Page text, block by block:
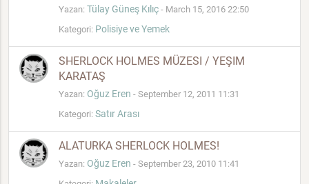
Yazan: Tülay Güneş Kılıç - March 15, 2016 22:50
Kategori: Polisiye ve Yemek
SHERLOCK HOLMES MÜZESI / YEŞIM
KARATAŞ
Yazan: Oğuz Eren - September 12, 2011 11:31
Kategori: Satır Arası
ALATURKA SHERLOCK HOLMES!
Yazan: Oğuz Eren - September 23, 2010 11:41